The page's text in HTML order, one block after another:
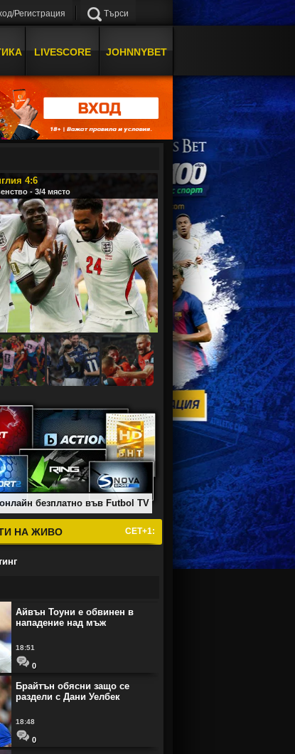
Регистрация Търси
LIVESCORE JOHNNYBET
4:6
- 3/4 място
безплатно във Futbol TV
НА ЖИВО СЕТ+1:
Айвън Тоуни е обвинен в
нападение над мъж
18:51
0
Брайтън обясни защо се
раздели с Дани Уелбек
18:48
0